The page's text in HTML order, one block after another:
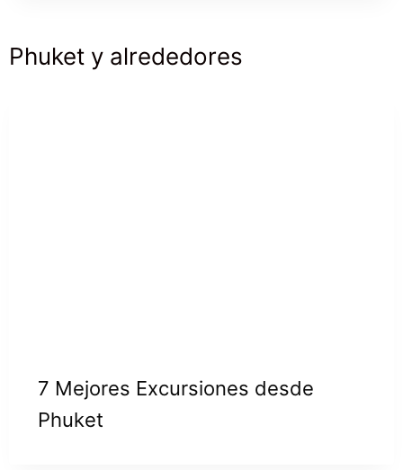
Phuket y alrededores
7 Mejores Excursiones desde
Phuket